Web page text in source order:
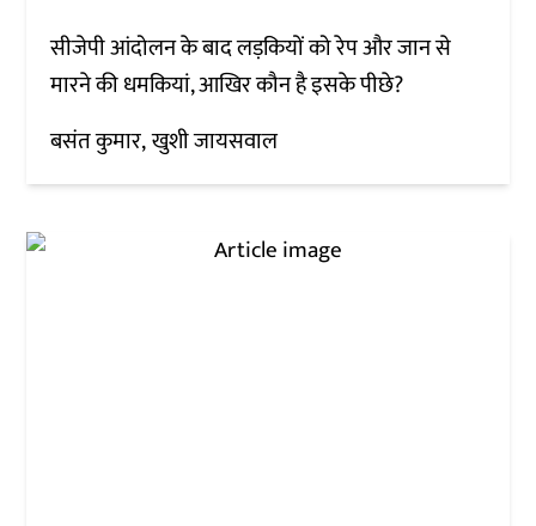
सीजेपी आंदोलन के बाद लड़कियों को रेप और जान से
मारने की धमकियां, आखिर कौन है इसके पीछे?
बसंत कुमार खुशी जायसवाल